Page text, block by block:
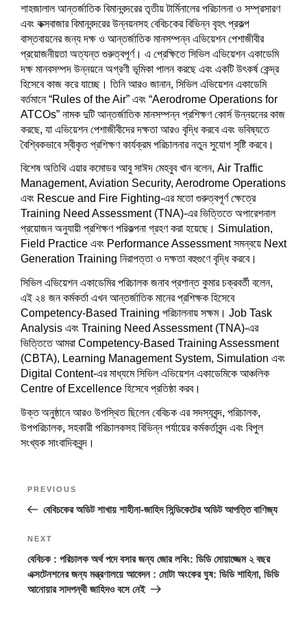
শাহজালাল আন্তর্জাতিক বিমানবন্দরের তৃতীয় টার্মিনালের পরিচালনা ও সম্প্রসারণ
এবং কক্সবাজার বিমানবন্দরের উন্নয়নসহ বেবিচকের বিভিন্ন বৃহৎ প্রকল্প
বাস্তবায়নের জন্য দক্ষ ও আন্তর্জাতিক মানসম্পন্ন এভিয়েশন পেশাজীবীর
প্রয়োজনীয়তা অত্যন্ত গুরুত্বপূর্ণ। এ প্রেক্ষিতে সিভিল এভিয়েশন একাডেমি
দক্ষ মানবসম্পদ উন্নয়নে অগ্রণী ভূমিকা পালন করছে এবং একটি উৎকর্ষ কেন্দ্র
হিসেবে কাজ করে যাচ্ছে। তিনি আরও জানান, সিভিল এভিয়েশন একাডেমি
বর্তমানে “Rules of the Air” এবং “Aerodrome Operations for
ATCOs” নামক দুটি আন্তর্জাতিক মানসম্পন্ন প্রশিক্ষণ কোর্স উন্নয়নের কাজ
করছে, যা এভিয়েশন পেশাজীবীদের দক্ষতা আরও বৃদ্ধি করবে এবং ভবিষ্যতে
বৈশ্বিকভাবে স্বীকৃত প্রশিক্ষণ কার্যক্রম পরিচালনার নতুন সুযোগ সৃষ্টি করবে।
বিশেষ অতিথি এয়ার কমোডর আবু সাঈদ মেহবুব খান বলেন, Air Traffic
Management, Aviation Security, Aerodrome Operations
এবং Rescue and Fire Fighting-এর মতো গুরুত্বপূর্ণ ক্ষেত্রে
Training Need Assessment (TNA)-এর ভিত্তিতে অপারেশনাল
প্রয়োজন অনুযায়ী প্রশিক্ষণ পরিকল্পনা গ্রহণ করা হয়েছে। Simulation,
Field Practice এবং Performance Assessment সমন্বয়ে Next
Generation Training নিরাপত্তা ও দক্ষতা বহুগুণে বৃদ্ধি করবে।
সিভিল এভিয়েশন একাডেমির পরিচালক জনাব প্রশান্ত কুমার চক্রবর্তী বলেন,
এই ২৪ জন কর্মকর্তা এখন আন্তর্জাতিক মানের প্রশিক্ষক হিসেবে
Competency-Based Training পরিচালনায় সক্ষম। Job Task
Analysis এবং Training Need Assessment (TNA)-এর
ভিত্তিতে আমরা Competency-Based Training Assessment
(CBTA), Learning Management System, Simulation এবং
Digital Content-এর মাধ্যমে সিভিল এভিয়েশন একাডেমিকে আঞ্চলিক
Centre of Excellence হিসেবে প্রতিষ্ঠা করব।
উক্ত অনুষ্ঠানে আরও উপস্থিত ছিলেন বেবিচক এর সদস্যবৃন্দ, পরিচালক,
উপপরিচালক, সহকারী পরিচালকসহ বিভিন্ন পর্যায়ের কর্মকর্তাবৃন্দ এবং বিপুল
সংখ্যক সাংবাদিকবৃন্দ।
Previous
Post
PREVIOUS
বেবিচকের অডিট শাখায় শাহীনা-জাহিদ সিন্ডিকেটের অডিট আপত্তি বাণিজ্য
Next
Post
NEXT
বেবিচক : পরিচালক অর্থ পদে বসার জন্য জোর লবিং: ডিডি মোয়াজ্জেম ২ বছর
এক্সটেনশনের জন্য মন্ত্রণালয়ে আবেদন : মোটা অংকের ঘুষ: ডিডি শাহিনা, ডিডি
আনোয়ার সাদপন্থী জাহিদও বসে নেই